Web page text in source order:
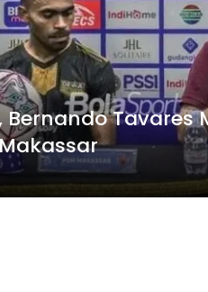
Bernando Tavares